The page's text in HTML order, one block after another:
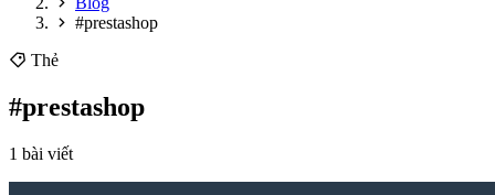
#prestashop
Thẻ
#prestashop
1 bài viết